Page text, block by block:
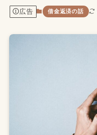
広告 借金返済の話